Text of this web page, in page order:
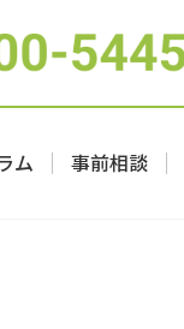
ム 事前相談